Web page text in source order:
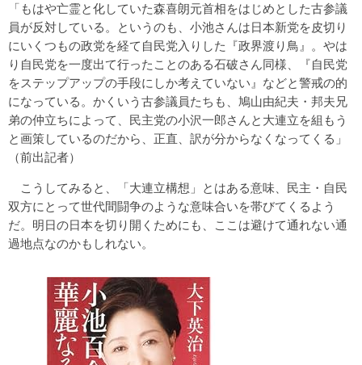
「もはや亡霊と化していた森喜朗元首相をはじめとした古参議
員が反対している。というのも、小池さんは日本新党を皮切り
にいくつもの政党を経て自民党入りした『政界渡り鳥』。やは
り自民党を一度出て行ったことのある石破さん同様、『自民党
をステップアップの手段にしか考えていない』などと警戒の的
になっている。かくいう古参議員たちも、鳩山由紀夫・邦夫兄
弟の仲立ちによって、民主党の小沢一郎さんと大連立を組もう
と画策しているのだから、正直、訳が分からなくなってくる」
（前出記者）
こうしてみると、「大連立構想」とはある意味、民主・自民
双方にとって世代間闘争のような意味合いを帯びてくるよう
だ。明日の日本を切り開くためにも、ここは避けて通れない通
過地点なのかもしれない。